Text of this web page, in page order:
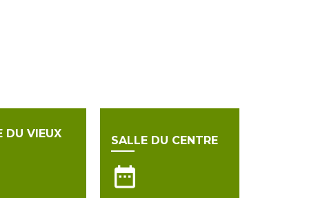
DU VIEUX
SALLE DU CENTRE
date_range